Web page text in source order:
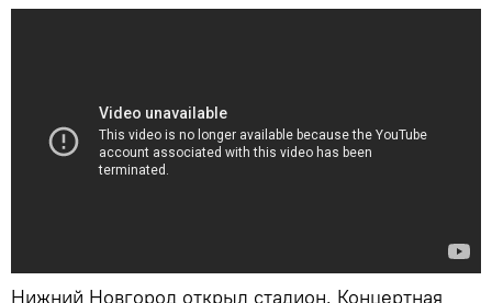
Нижний Новгород открыл стадион. Концертная